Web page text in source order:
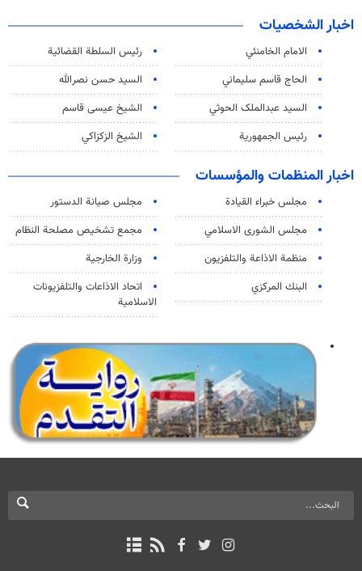
اخبار الشخصيات
الامام الخامنئي
رئیس السلطة القضائیة
الحاج قاسم سليماني
السيد حسن نصرالله
السید عبدالملک الحوثي
الشيخ عيسى قاسم
رئيس الجمهورية
الشيخ الزكزاكي
اخبار المنظمات والمؤسسات
مجلس خبراء القيادة
مجلس صيانة الدستور
مجلس الشورى الاسلامي
مجمع تشخيص مصلحة النظام
منظمة الاذاعة والتلفزیون
وزارة الخارجية
البنك المركزي
اتحاد الاذاعات والتلفزيونات
الاسلامية